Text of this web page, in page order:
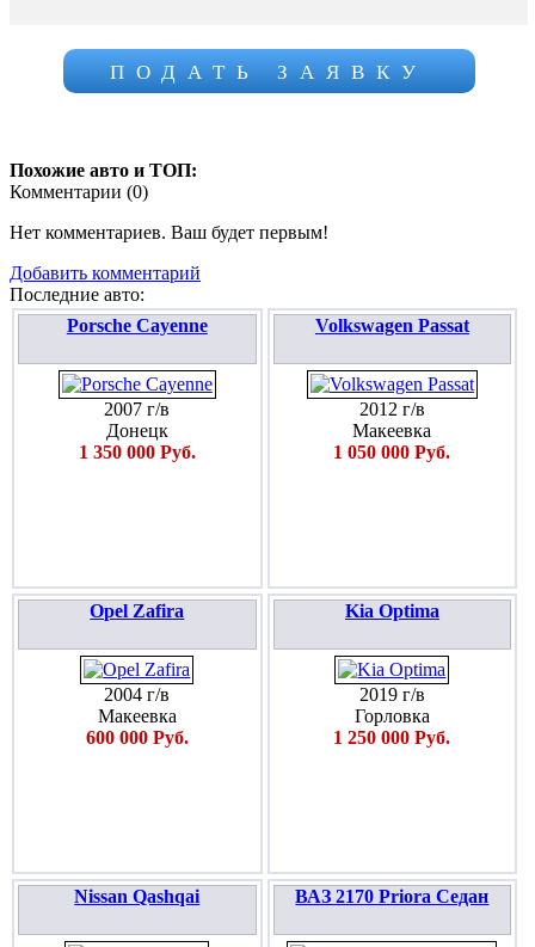
ПОДАТЬ ЗАЯВКУ
Похожие авто и ТОП:
Комментарии (0)
Нет комментариев. Ваш будет первым!
Добавить комментарий
Последние авто:
Porsche Cayenne
2007 г/в
Донецк
1 350 000 Руб.
Volkswagen Passat
2012 г/в
Макеевка
1 050 000 Руб.
Opel Zafira
2004 г/в
Макеевка
600 000 Руб.
Kia Optima
2019 г/в
Горловка
1 250 000 Руб.
Nissan Qashqai ВАЗ 2170 Priora Седан